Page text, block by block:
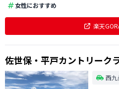
女性におすすめ
楽天
佐世保・平戸カントリーク
西